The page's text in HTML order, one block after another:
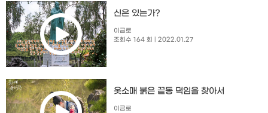
신은 있는가?
이금로
조회수 164 회
| 2022.01.27
옷소매 붉은 끝동 덕임을 찾아서
이금로